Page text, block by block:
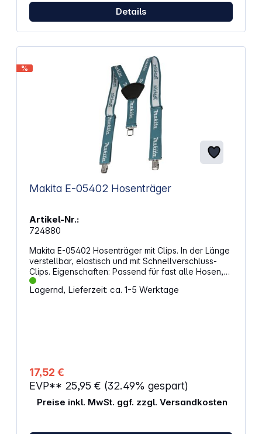
Details
%
Makita E-05402 Hosenträger
Artikel-Nr.:
724880
Makita E-05402 Hosenträger mit Clips. In der Länge
verstellbar, elastisch und mit Schnellverschluss-
Clips. Eigenschaften: Passend für fast alle Hosen,
dank Clip-Befestigung 50 mm breites elastisches
Band Längeneinstellung mit Metall-Clips
Lagernd, Lieferzeit: ca. 1-5 Werktage
17,52 €
EVP** 25,95 € (32.49% gespart)
Preise inkl. MwSt. ggf. zzgl. Versandkosten